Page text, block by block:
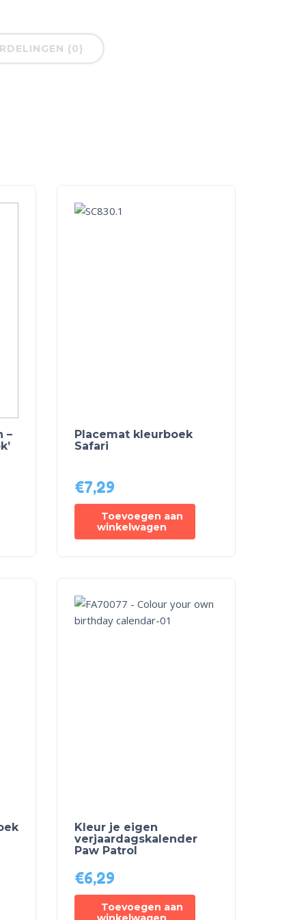
(0)
–
Placemat kleurboek
Safari
€7,29
Toevoegen aan
winkelwagen
Kleur je eigen
verjaardagskalender
Paw Patrol
€6,29
Toevoegen aan